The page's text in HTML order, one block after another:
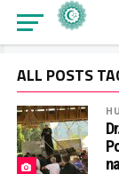
ALL POSTS